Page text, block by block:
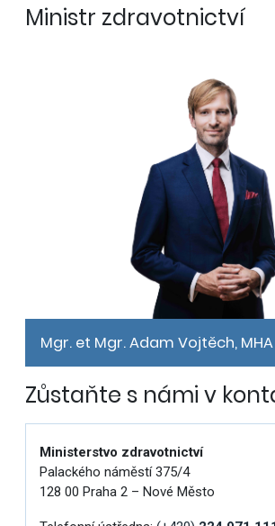
Ministr zdravotnictví
Mgr. et Mgr. Adam Vojtěch, MHA
Zůstaňte s námi v
Ministerstvo zdravotnictví
Palackého náměstí 375/4
128 00 Praha 2 – Nové Město